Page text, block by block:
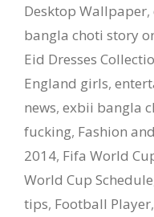
Desktop Wallpaper,
bangla choti story
Eid Dresses
England girls,
news, exbii bangla
fucking, Fashion
2014, Fifa World
World Cup Schedule
tips, Football Player,